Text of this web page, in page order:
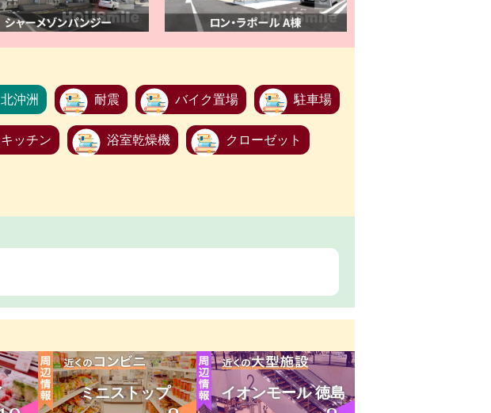
北沖洲 耐震 バイク置場 駐車場
ッチン 浴室乾燥機 クローゼット
ミニストップ イオンモール 徳島